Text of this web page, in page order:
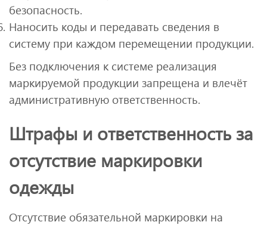
безопасность.
Наносить коды и передавать сведения в
систему при каждом перемещении продукции.
Без подключения к системе реализация
маркируемой продукции запрещена и влечёт
административную ответственность.
Штрафы и ответственность за
отсутствие маркировки
одежды
Отсутствие обязательной маркировки на